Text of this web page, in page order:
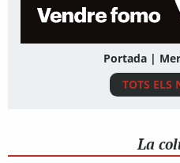
Portada |
TOTS ELS
La